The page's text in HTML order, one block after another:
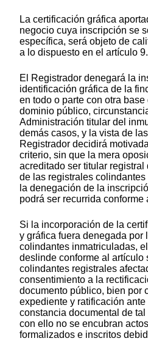
La certificación gráfica
negocio cuya inscripción se
específica, será objeto de
a lo dispuesto en el artículo 9.
El Registrador denegará la
identificación gráfica de la
en todo o parte con otra
dominio público,
Administración titular del
demás casos, y la vista de
Registrador decidirá
criterio, sin que la mera
acreditado ser titular
de las registrales
la denegación de la
podrá ser recurrida
Si la incorporación de la
y gráfica fuera denegada
colindantes inmatriculadas,
deslinde conforme al artículo
colindantes registrales
consentimiento a la
documento público, bien por
expediente y ratificación
constancia documental de
con ello no se encubran
formalizados e inscritos